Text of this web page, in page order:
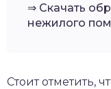
⇒ Скачать
нежилого
Стоит отметить,